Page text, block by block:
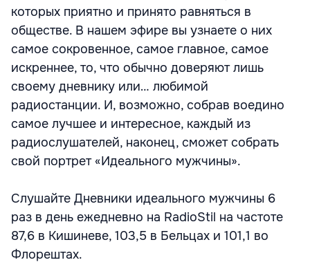
которых приятно и принято равняться в
обществе. В нашем эфире вы узнаете о них
самое сокровенное, самое главное, самое
искреннее, то, что обычно доверяют лишь
своему дневнику или… любимой
радиостанции. И, возможно, собрав воедино
самое лучшее и интересное, каждый из
радиослушателей, наконец, сможет собрать
свой портрет «Идеального мужчины».
Слушайте Дневники идеального мужчины 6
раз в день ежедневно на RadioStil на частоте
87,6 в Кишиневе, 103,5 в Бельцах и 101,1 во
Флорештах.